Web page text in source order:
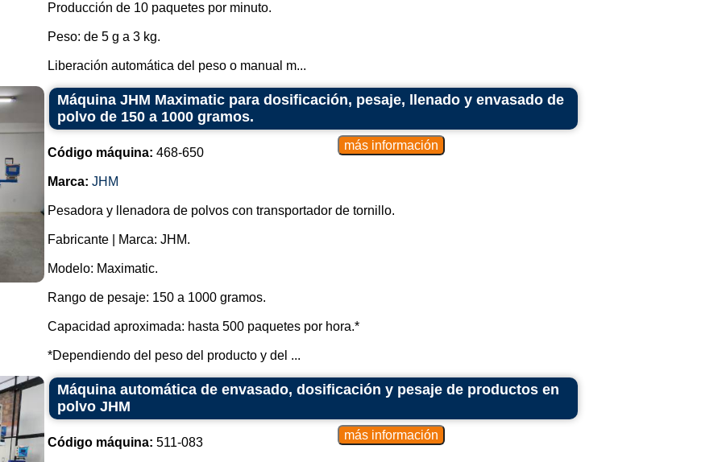
Producción de 10 paquetes por minuto.
Peso: de 5 g a 3 kg.
Liberación automática del peso o manual m...
Máquina JHM Maximatic para dosificación, pesaje, llenado y envasado de
polvo de 150 a 1000 gramos.
Código máquina: 468-650
Marca: JHM
Pesadora y llenadora de polvos con transportador de tornillo.
Fabricante | Marca: JHM.
Modelo: Maximatic.
Rango de pesaje: 150 a 1000 gramos.
Capacidad aproximada: hasta 500 paquetes por hora.*
*Dependiendo del peso del producto y del ...
Máquina automática de envasado, dosificación y pesaje de productos en
polvo JHM
Código máquina: 511-083